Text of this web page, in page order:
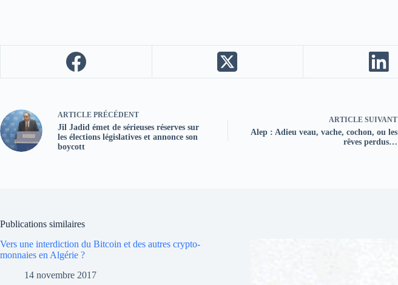
ARTICLE PRÉCÉDENT
Jil Jadid émet de sérieuses réserves sur
les élections législatives et annonce son
boycott
ARTICLE SUIVANT
Alep : Adieu veau, vache, cochon, ou les
rêves perdus…
Publications similaires
Vers une interdiction du Bitcoin et des autres crypto-
monnaies en Algérie ?
14 novembre 2017